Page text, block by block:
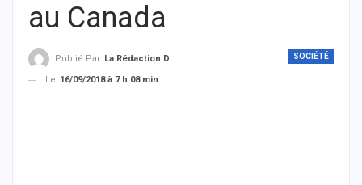
au Canada
SOCIÉTÉ
Publié Par La Rédaction De THIEYSENEGAL.com
Le 16/09/2018 à 7 h 08 min